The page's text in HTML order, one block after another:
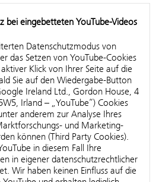
bei eingebetteten YouTube-Videos
Datenschutzmodus von
das Setzen von YouTube-Cookies
Klick von Ihrer Seite auf die
Sie auf den Wiedergabe-Button
Ireland Ltd., Gordon House, 4
Irland – „YouTube“) Cookies
anderem zur Analyse Ihres
und Marketing-
können (Third Party Cookies).
in diesem Fall Ihre
in eigener datenschutzrechtlicher
Wir haben keinen Einfluss auf die